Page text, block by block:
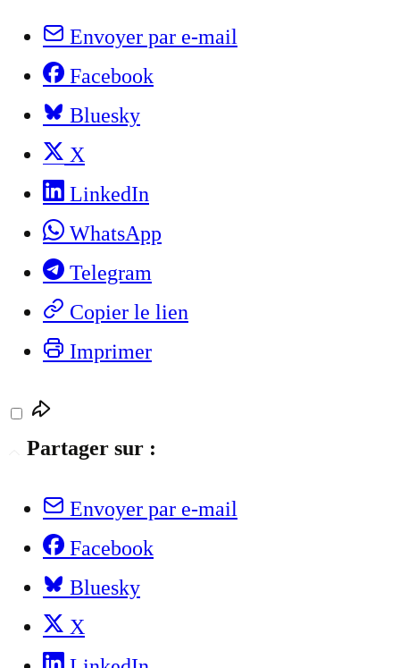
Envoyer par e-mail
Facebook
Bluesky
X
LinkedIn
WhatsApp
Telegram
Copier le lien
Imprimer
Partager sur :
Envoyer par e-mail
Facebook
Bluesky
X